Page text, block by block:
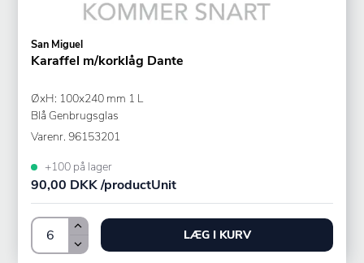
San Miguel
Karaffel m/korklåg Dante
ØxH: 100x240 mm 1 L
Blå Genbrugsglas
Varenr. 96153201
+100 på lager
90,00 DKK /productUnit
LÆG I KURV